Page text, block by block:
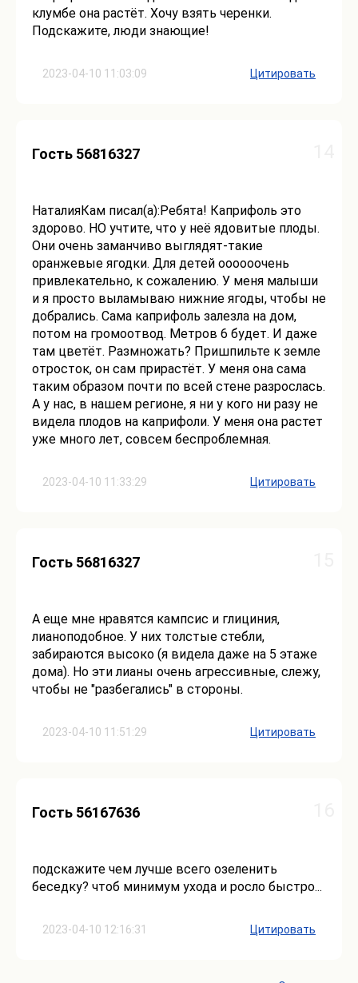
2023-04-10 11:03:09
клумбе она растёт. Хочу взять черенки.
Подскажите, люди знающие!
Цитировать
2023-04-10 11:33:29
Гость 56816327
НаталияКам писал(а):Ребята! Каприфоль это
здорово. НО учтите, что у неё ядовитые плоды.
Они очень заманчиво выглядят-такие
оранжевые ягодки. Для детей оооооочень
привлекательно, к сожалению. У меня малыши
и я просто выламываю нижние ягоды, чтобы не
добрались. Сама каприфоль залезла на дом,
потом на громоотвод. Метров 6 будет. И даже
там цветёт. Размножать? Пришпильте к земле
отросток, он сам прирастёт. У меня она сама
таким образом почти по всей стене разрослась.
А у нас, в нашем регионе, я ни у кого ни разу не
видела плодов на каприфоли. У меня она растет
уже много лет, совсем беспроблемная.
Цитировать
2023-04-10 11:51:29
Гость 56816327
А еще мне нравятся кампсис и глициния,
лианоподобное. У них толстые стебли,
забираются высоко (я видела даже на 5 этаже
дома). Но эти лианы очень агрессивные, слежу,
чтобы не "разбегались" в стороны.
Цитировать
2023-04-10 12:16:31
Гость 56167636
подскажите чем лучше всего озеленить
беседку? чтоб минимум ухода и росло быстро...
Цитировать